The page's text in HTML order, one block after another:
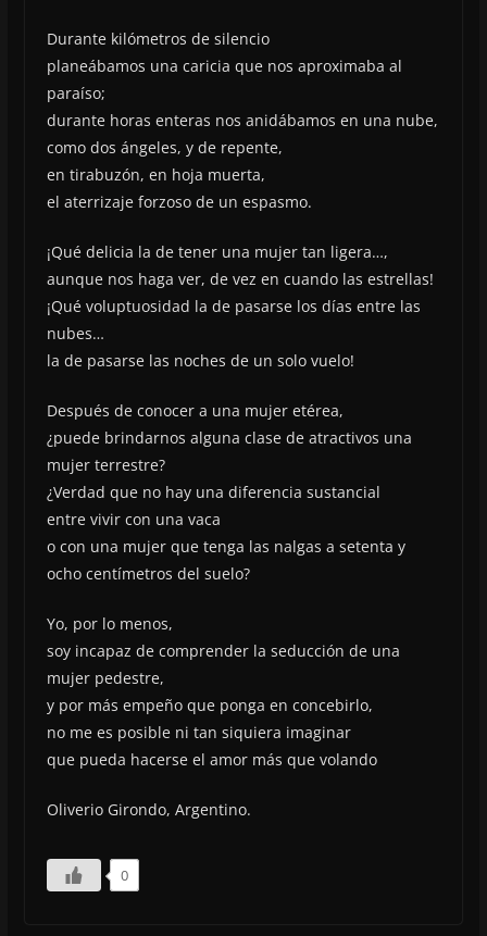
Durante kilómetros de silencio
planeábamos una caricia que nos aproximaba al
paraíso;
durante horas enteras nos anidábamos en una nube,
como dos ángeles, y de repente,
en tirabuzón, en hoja muerta,
el aterrizaje forzoso de un espasmo.
¡Qué delicia la de tener una mujer tan ligera…,
aunque nos haga ver, de vez en cuando las estrellas!
¡Qué voluptuosidad la de pasarse los días entre las
nubes…
la de pasarse las noches de un solo vuelo!
Después de conocer a una mujer etérea,
¿puede brindarnos alguna clase de atractivos una
mujer terrestre?
¿Verdad que no hay una diferencia sustancial
entre vivir con una vaca
o con una mujer que tenga las nalgas a setenta y
ocho centímetros del suelo?
Yo, por lo menos,
soy incapaz de comprender la seducción de una
mujer pedestre,
y por más empeño que ponga en concebirlo,
no me es posible ni tan siquiera imaginar
que pueda hacerse el amor más que volando
Oliverio Girondo, Argentino.
0